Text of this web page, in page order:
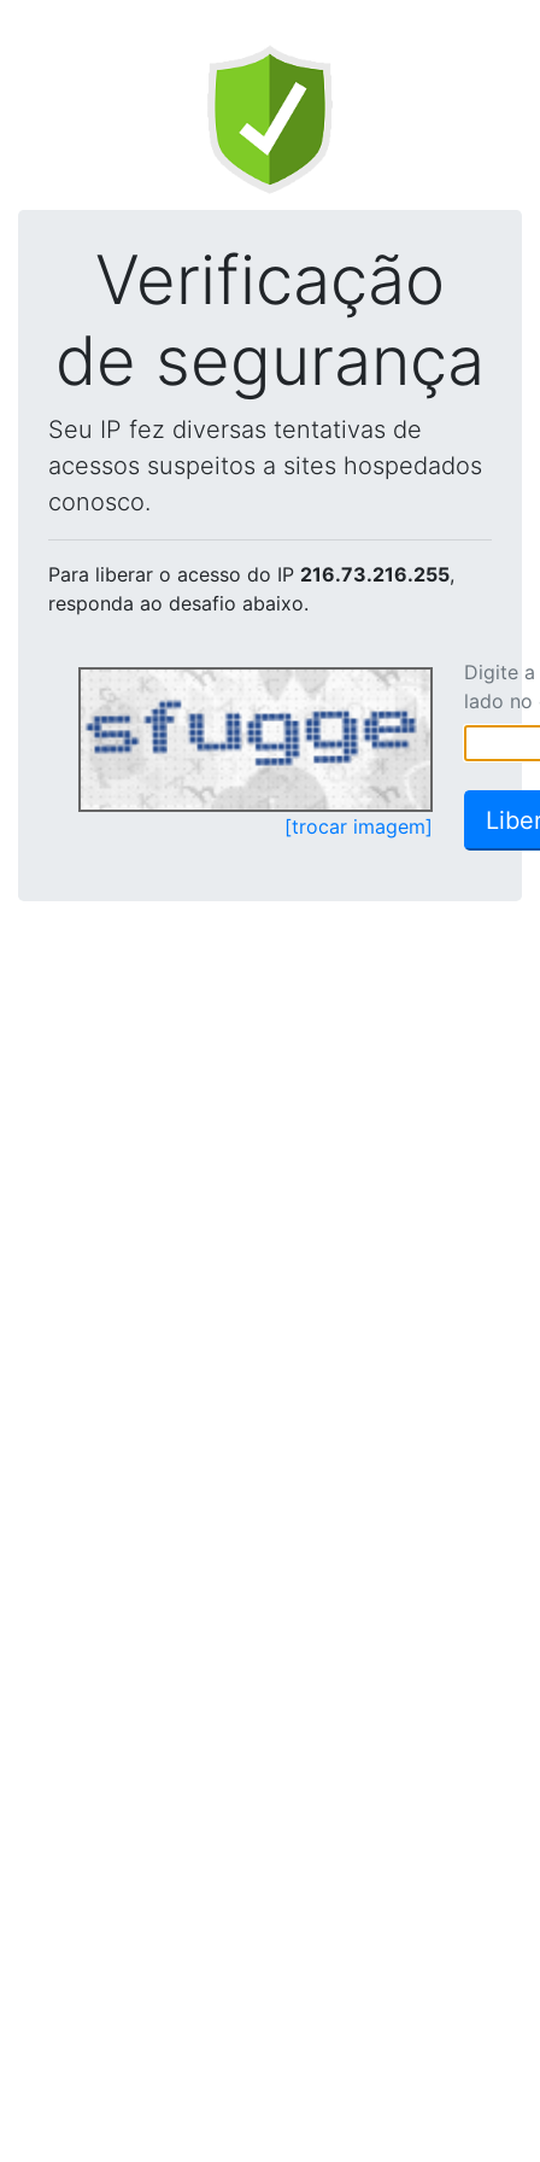
Verificação
de segurança
Seu IP fez diversas tentativas de
acessos suspeitos a sites hospedados
conosco.
Para liberar o acesso do IP 216.73.216.255,
responda ao desafio abaixo.
[trocar imagem]
Digite
lado no